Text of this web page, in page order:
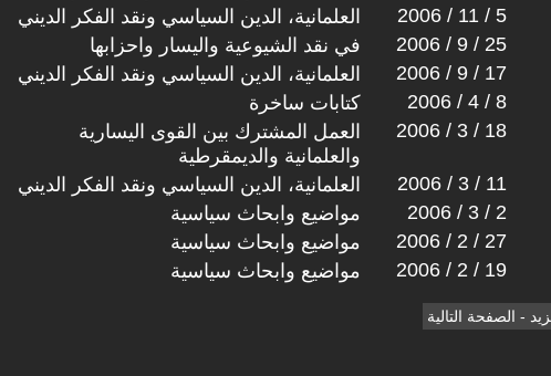
العلمانية، الدين السياسي ونقد الفكر الديني
2006 / 11 / 5
في نقد الشيوعية واليسار واحزابها
2006 / 9 / 25
العلمانية، الدين السياسي ونقد الفكر الديني
2006 / 9 / 17
كتابات ساخرة
2006 / 4 / 8
العمل المشترك بين القوى اليسارية
والعلمانية والديمقرطية
2006 / 3 / 18
العلمانية، الدين السياسي ونقد الفكر الديني 2006 / 3 / 11
مواضيع وابحاث سياسية
2006 / 3 / 2
مواضيع وابحاث سياسية
2006 / 2 / 27
مواضيع وابحاث سياسية
2006 / 2 / 19